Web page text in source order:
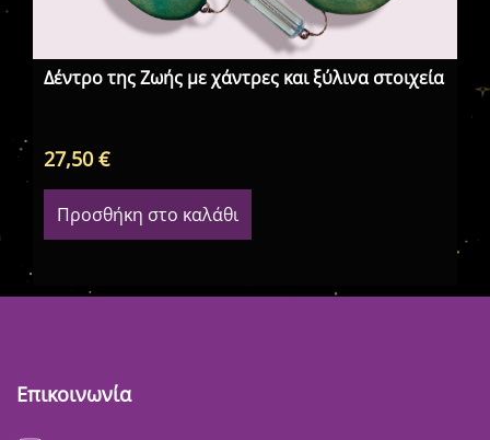
Δέντρο της Ζωής με χάντρες και ξύλινα στοιχεία
27,50€
Προσθήκη στο καλάθι
Επικοινωνία